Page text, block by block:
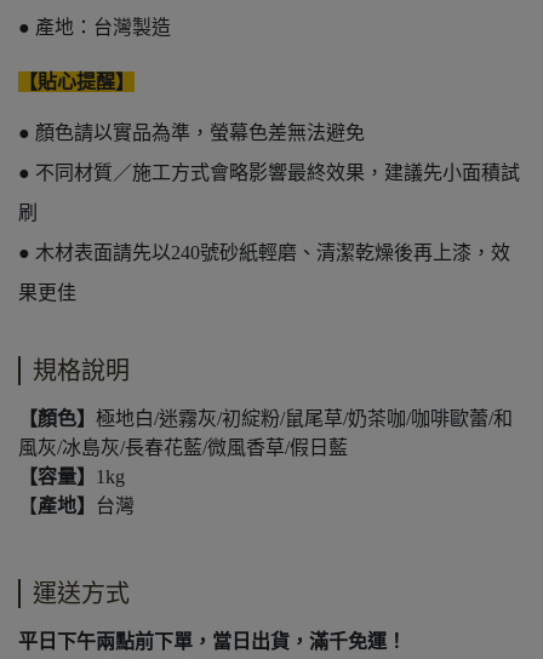
● 產地：台灣製造
【貼心提醒】
● 顏色請以實品為準，螢幕色差無法避免
● 不同材質／施工方式會略影響最終效果，建議先小面積試
刷
● 木材表面請先以240號砂紙輕磨、清潔乾燥後再上漆，效
果更佳
規格說明
【顏色】 極地白/迷霧灰/初綻粉/鼠尾草/奶茶咖/咖啡歐蕾/和
風灰/冰島灰/長春花藍/微風香草/假日藍
【容量】 1kg
【產地】 台灣
運送方式
平日下午兩點前下單，當日出貨，滿千免運！